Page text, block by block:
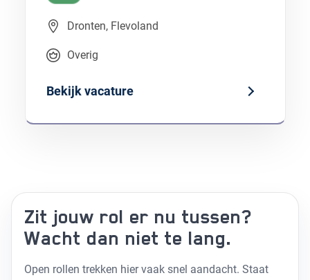
Dronten, Flevoland
Overig
Bekijk vacature
Zit jouw rol er nu tussen?
Wacht dan niet te lang.
Open rollen trekken hier vaak snel aandacht. Staat